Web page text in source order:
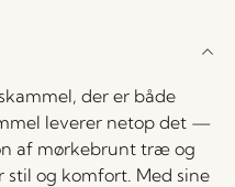
der er både
leverer netop det —
af mørkebrunt træ og
stil og komfort. Med sine